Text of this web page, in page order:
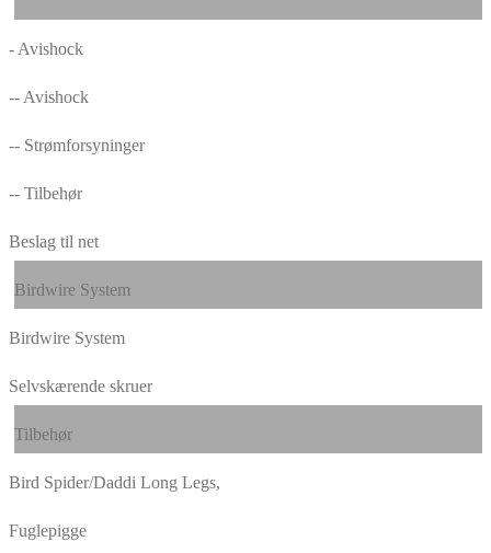
- Avishock
-- Avishock
-- Strømforsyninger
-- Tilbehør
Beslag til net
Birdwire System
Birdwire System
Selvskærende skruer
Tilbehør
Bird Spider/Daddi Long Legs,
Fuglepigge